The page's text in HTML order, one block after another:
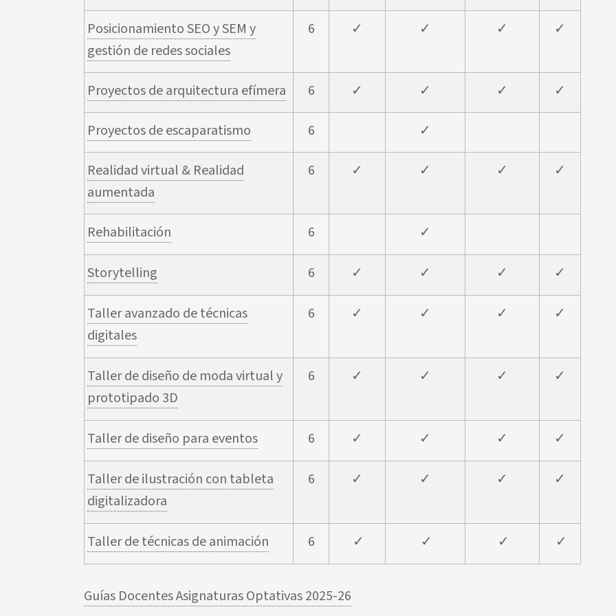
Posicionamiento SEO y SEM y
gestión de redes sociales
6 ✓ ✓ ✓ ✓
Proyectos de arquitectura efímera 6 ✓ ✓ ✓ ✓
Proyectos de escaparatismo 6 ✓
Realidad virtual & Realidad
aumentada
6 ✓ ✓ ✓ ✓
Rehabilitación 6 ✓
Storytelling 6 ✓ ✓ ✓ ✓
Taller avanzado de técnicas
digitales
6 ✓ ✓ ✓ ✓
Taller de diseño de moda virtual y
prototipado 3D
6 ✓ ✓ ✓ ✓
Taller de diseño para eventos 6 ✓ ✓ ✓ ✓
Taller de ilustración con tableta
digitalizadora
6 ✓ ✓ ✓ ✓
Taller de técnicas de animación 6 ✓ ✓ ✓ ✓
Guías Docentes Asignaturas Optativas 2025-26